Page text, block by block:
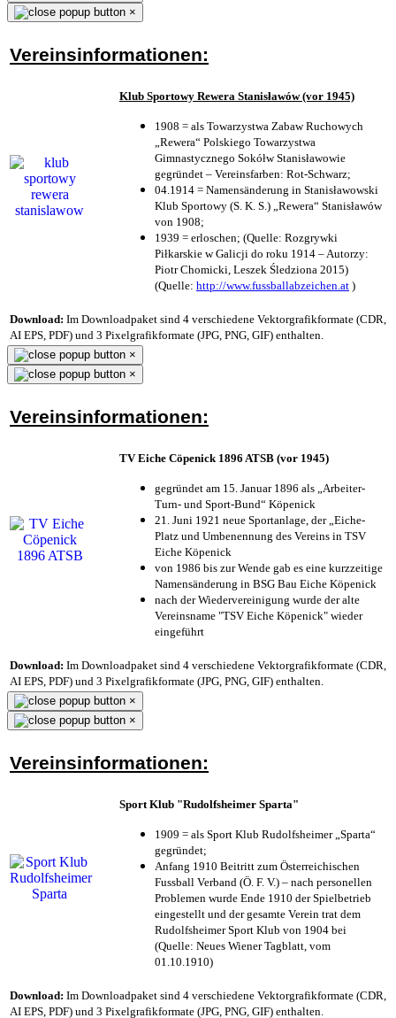
×
Vereinsinformationen:
Klub Sportowy Rewera Stanisławów (vor 1945)
1908 = als Towarzystwa Zabaw Ruchowych
„Rewera“ Polskiego Towarzystwa
Gimnastycznego Sokółw Stanisławowie
gegründet – Vereinsfarben: Rot-Schwarz;
04.1914 = Namensänderung in Stanisławowski
Klub Sportowy (S. K. S.) „Rewera“ Stanisławów
von 1908;
1939 = erloschen; (Quelle: Rozgrywki
Piłkarskie w Galicji do roku 1914 – Autorzy:
Piotr Chomicki, Leszek Śledziona 2015)
(Quelle: http://www.fussballabzeichen.at )
Download: Im Downloadpaket sind 4 verschiedene Vektorgrafikformate (CDR,
AI EPS, PDF) und 3 Pixelgrafikformate (JPG, PNG, GIF) enthalten.
×
×
Vereinsinformationen:
TV Eiche Cöpenick 1896 ATSB (vor 1945)
gegründet am 15. Januar 1896 als „Arbeiter-
Turn- und Sport-Bund“ Köpenick
21. Juni 1921 neue Sportanlage, der „Eiche-
Platz und Umbenennung des Vereins in TSV
Eiche Köpenick
von 1986 bis zur Wende gab es eine kurzzeitige
Namensänderung in BSG Bau Eiche Köpenick
nach der Wiedervereinigung wurde der alte
Vereinsname "TSV Eiche Köpenick" wieder
eingeführt
Download: Im Downloadpaket sind 4 verschiedene Vektorgrafikformate (CDR,
AI EPS, PDF) und 3 Pixelgrafikformate (JPG, PNG, GIF) enthalten.
×
×
Vereinsinformationen:
Sport Klub "Rudolfsheimer Sparta"
1909 = als Sport Klub Rudolfsheimer „Sparta“
gegründet;
Anfang 1910 Beitritt zum Österreichischen
Fussball Verband (Ö. F. V.) – nach personellen
Problemen wurde Ende 1910 der Spielbetrieb
eingestellt und der gesamte Verein trat dem
Rudolfsheimer Sport Klub von 1904 bei
(Quelle: Neues Wiener Tagblatt, vom
01.10.1910)
Download: Im Downloadpaket sind 4 verschiedene Vektorgrafikformate (CDR,
AI EPS, PDF) und 3 Pixelgrafikformate (JPG, PNG, GIF) enthalten.